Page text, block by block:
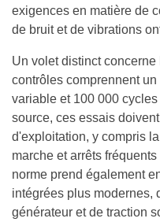
exigences en matière de
de bruit et de vibrations
Un volet distinct
contrôles comprennent
variable et 100 000
source, ces essais
d'exploitation, y compris
marche et arrêts
norme prend également
intégrées plus modernes,
générateur et de traction